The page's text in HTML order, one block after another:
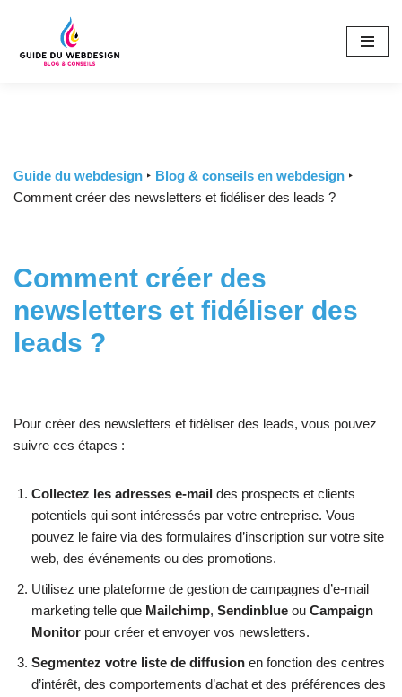
Guide du webdesign ‣ Blog & conseils en webdesign ‣
Comment créer des newsletters et fidéliser des leads ?
Comment créer des
newsletters et fidéliser des
leads ?
Pour créer des newsletters et fidéliser des leads, vous pouvez
suivre ces étapes :
Collectez les adresses e-mail des prospects et clients
potentiels qui sont intéressés par votre entreprise. Vous
pouvez le faire via des formulaires d’inscription sur votre site
web, des événements ou des promotions.
Utilisez une plateforme de gestion de campagnes d’e-mail
marketing telle que Mailchimp, Sendinblue ou Campaign
Monitor pour créer et envoyer vos newsletters.
Segmentez votre liste de diffusion en fonction des centres
d’intérêt, des comportements d’achat et des préférences des